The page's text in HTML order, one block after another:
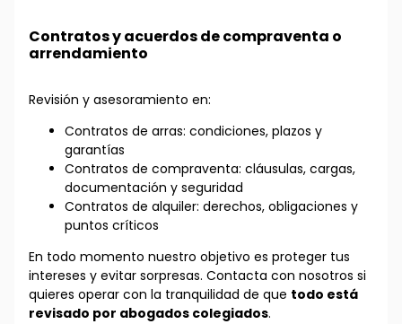
Contratos y acuerdos de compraventa o
arrendamiento
Revisión y asesoramiento en:
Contratos de arras: condiciones, plazos y
garantías
Contratos de compraventa: cláusulas, cargas,
documentación y seguridad
Contratos de alquiler: derechos, obligaciones y
puntos críticos
En todo momento nuestro objetivo es proteger tus
intereses y evitar sorpresas. Contacta con nosotros si
quieres operar con la tranquilidad de que todo está
revisado por abogados colegiados.